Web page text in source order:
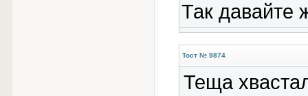
Так давайте
Тост № 9874
Теща